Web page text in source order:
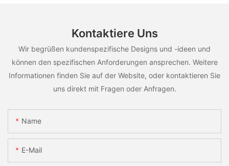
Kontaktiere Uns
Wir begrüßen kundenspezifische Designs und -ideen und
können den spezifischen Anforderungen ansprechen. Weitere
Informationen finden Sie auf der Website, oder kontaktieren Sie
uns direkt mit Fragen oder Anfragen.
Name
E-Mail